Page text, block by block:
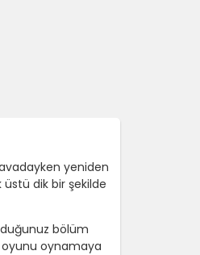
yeniden
üstü dik bir şekilde
bölüm
oyunu oynamaya